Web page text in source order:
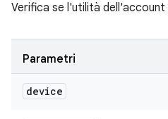
Verifica se l'utilità
Parametri
device